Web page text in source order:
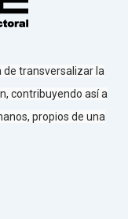
de transversalizar la
contribuyendo así a
propios de una